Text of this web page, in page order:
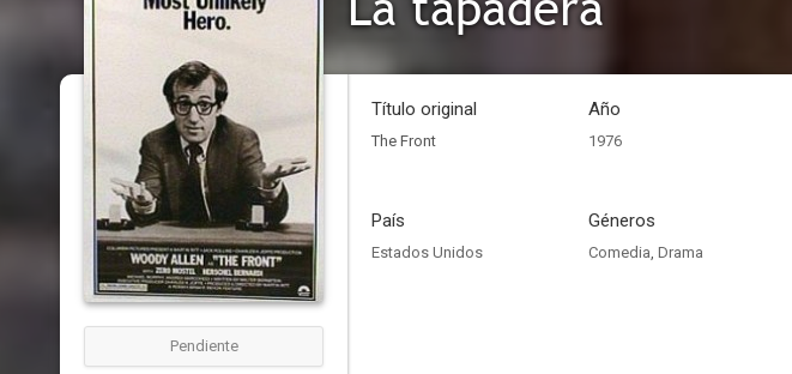
Pendiente
Título original
The Front
Año
1976
País
Estados Unidos
Géneros
Comedia, Drama